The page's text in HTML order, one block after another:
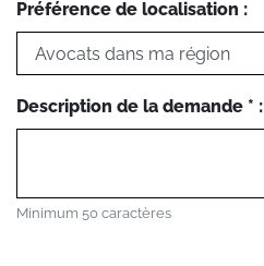
Préférence de localisation :
Description de la demande * :
Minimum 50 caractères